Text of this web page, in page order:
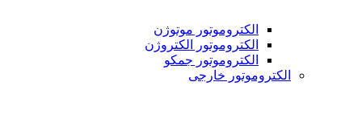
الکتروموتور موتوژن
الکتروموتور الکتروژن
الکتروموتور جمکو
الکتروموتور خارجی